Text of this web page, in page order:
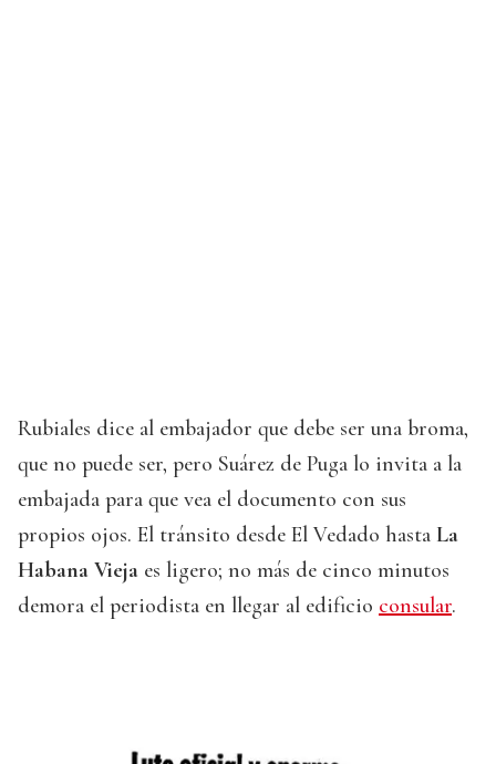
Rubiales dice al embajador que debe ser una broma,
que no puede ser, pero Suárez de Puga lo invita a la
embajada para que vea el documento con sus
propios ojos. El tránsito desde El Vedado hasta La
Habana Vieja es ligero; no más de cinco minutos
demora el periodista en llegar al edificio consular.